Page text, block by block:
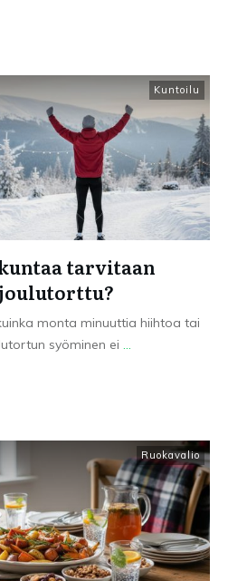
Kuntoilu
tarvitaan
monta minuuttia hiihtoa tai
syöminen ei ...
Ruokavalio